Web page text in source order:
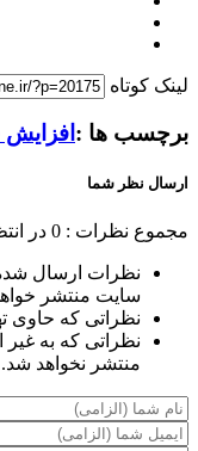
لینک کوتاه
برچسب ها :
ارسال نظر شما
مجموع نظرات : 0 در
نظرات ارسال
سایت منتشر
نظراتی که حاوی
نظراتی که به غیر
منتشر نخواهد شد.